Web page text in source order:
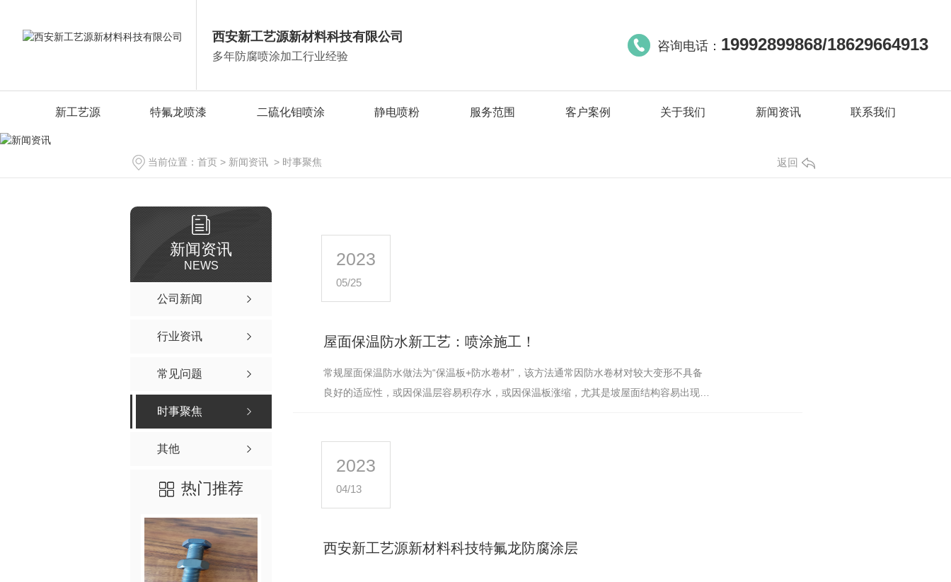
西安新工艺源新材料科技有限公司
多年防腐喷涂加工行业经验
咨询电话： 19992899868/18629664913
新工艺源 特氟龙喷漆 二硫化钼喷涂 静电喷粉 服务范围 客户案例 关于我们 新闻资讯 联系我们
当前位置： 首页 > 新闻资讯 > 时事聚焦 返回
新闻资讯
NEWS
公司新闻
行业资讯
常见问题
时事聚焦
其他
热门推荐
2023
05/25
屋面保温防水新工艺：喷涂施工！
常规屋面保温防水做法为“保温板+防水卷材”，该方法通常因防水卷材对较大变形不具备
良好的适应性，或因保温层容易积存水，或因保温板涨缩，尤其是坡屋面结构容易出现面
2023
04/13
西安新工艺源新材料科技特氟龙防腐涂层